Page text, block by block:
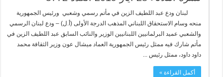
لبنان ودع عبد اللطيف الزين في مأتم رسمي وشعبي ورئيس الجمهورية
منحه وسام الاستحقاق اللبناني المذهب الدرجة الأولى (أ.ل) – ودع لبنان الرسمي
والشعبي عميد البرلمانيين اللبنانيين الوزير والنائب السابق عبد اللطيف الزين في
مأتم شارك فيه ممثل رئيس الجمهورية العماد ميشال عون وزير الثقافة محمد
داود داود، ممثل رئيس ...
أكمل القراءة »